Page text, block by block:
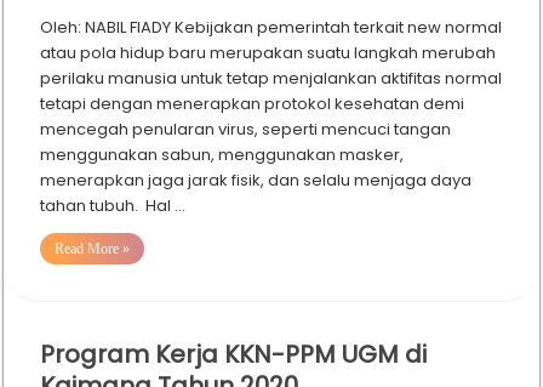
Oleh: NABIL FIADY Kebijakan pemerintah terkait new normal
atau pola hidup baru merupakan suatu langkah merubah
perilaku manusia untuk tetap menjalankan aktifitas normal
tetapi dengan menerapkan protokol kesehatan demi
mencegah penularan virus, seperti mencuci tangan
menggunakan sabun, menggunakan masker,
menerapkan jaga jarak fisik, dan selalu menjaga daya
tahan tubuh. Hal …
Read More »
Program Kerja KKN-PPM UGM di